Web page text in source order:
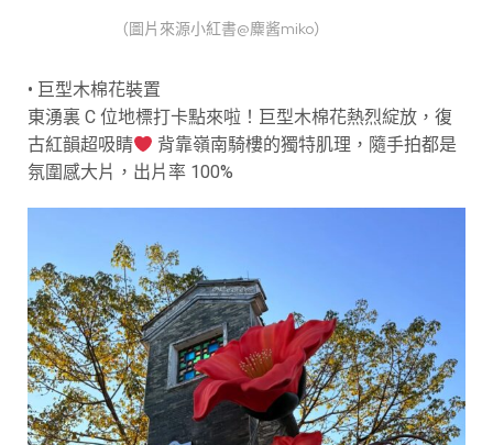
（圖片來源小紅書@麋酱miko）
• 巨型木棉花裝置
東湧裏 C 位地標打卡點來啦！巨型木棉花熱烈綻放，復
古紅韻超吸睛
背靠嶺南騎樓的獨特肌理，隨手拍都是
氛圍感大片，出片率 100%